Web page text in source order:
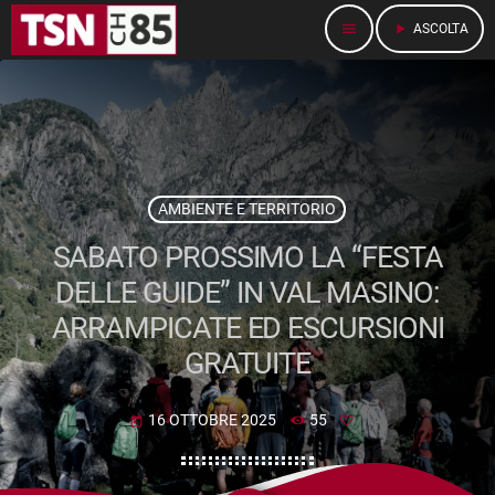
menu play_arrow ASCOLTA
AMBIENTE E TERRITORIO
SABATO PROSSIMO LA “FESTA
DELLE GUIDE” IN VAL MASINO:
ARRAMPICATE ED ESCURSIONI
GRATUITE
today 16 OTTOBRE 2025 55